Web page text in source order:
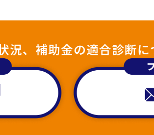
況、補助金の適合診断